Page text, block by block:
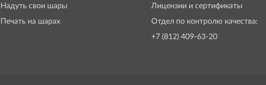
Надуть свои шары
Печать на шарах
Лицензии и сертификаты
Отдел по контролю качества:
+7 (812) 409-63-20